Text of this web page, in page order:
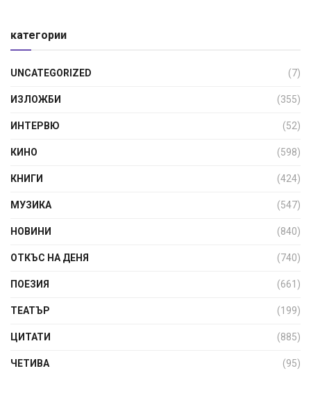
категории
UNCATEGORIZED (7)
ИЗЛОЖБИ (355)
ИНТЕРВЮ (52)
КИНО (598)
КНИГИ (424)
МУЗИКА (547)
НОВИНИ (840)
ОТКЪС НА ДЕНЯ (740)
ПОЕЗИЯ (661)
ТЕАТЪР (199)
ЦИТАТИ (885)
ЧЕТИВА (95)